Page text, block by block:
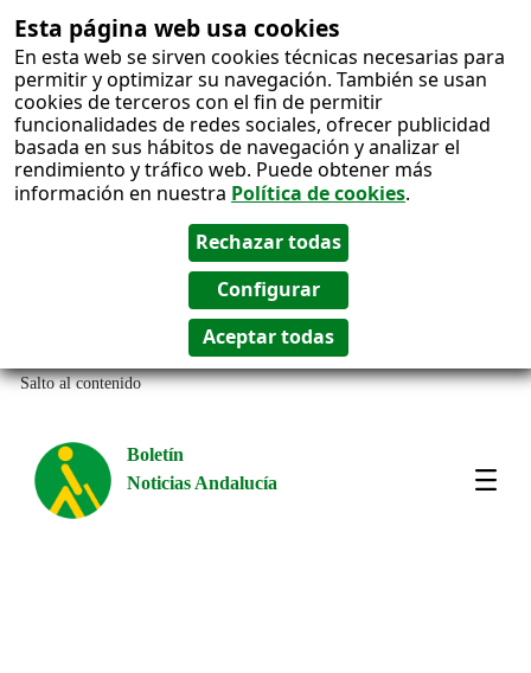
Esta página web usa cookies
En esta web se sirven cookies técnicas necesarias para
permitir y optimizar su navegación. También se usan
cookies de terceros con el fin de permitir
funcionalidades de redes sociales, ofrecer publicidad
basada en sus hábitos de navegación y analizar el
rendimiento y tráfico web. Puede obtener más
información en nuestra Política de cookies.
Salto al contenido
Boletín
Noticias Andalucía